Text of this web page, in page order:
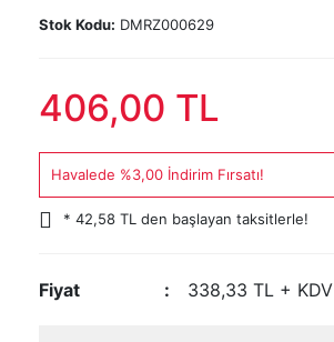
Stok Kodu: DMRZ000629
406,00 TL
Havalede %3,00 İndirim Fırsatı!
* 42,58 TL den başlayan taksitlerle!
Fiyat 338,33 TL + KDV